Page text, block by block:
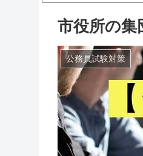
市役所の集
公務員試験対策